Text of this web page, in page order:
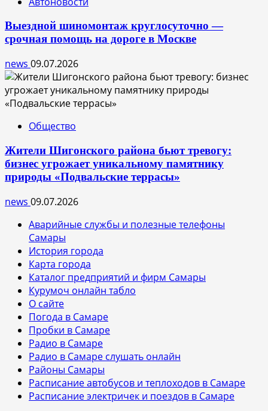
Выездной шиномонтаж круглосуточно —
срочная помощь на дороге в Москве
news 09.07.2026
Общество
Жители Шигонского района бьют тревогу:
бизнес угрожает уникальному памятнику
природы «Подвальские террасы»
news 09.07.2026
Аварийные службы и полезные телефоны
Самары
История города
Карта города
Каталог предприятий и фирм Самары
Курумоч онлайн табло
О сайте
Погода в Самаре
Пробки в Самаре
Радио в Самаре
Радио в Самаре слушать онлайн
Районы Самары
Расписание автобусов и теплоходов в Самаре
Расписание электричек и поездов в Самаре